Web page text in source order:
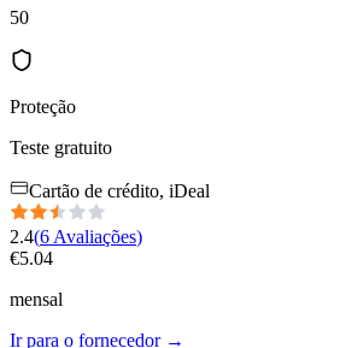
50
Proteção
Teste gratuito
Cartão de crédito, iDeal
2.4(6 Avaliações)
€5.04
mensal
Ir para o fornecedor→